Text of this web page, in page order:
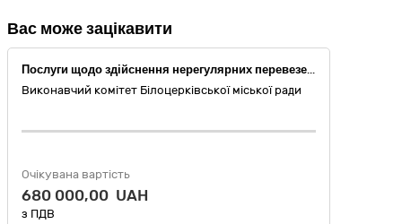
Вас може зацікавити
Послуги щодо здійснення нерегулярних перевезень організованої Замовником групи пасажирів автомобільним транспортом
Виконавчий комітет Білоцерківської міської ради
Очікувана вартість
680 000,00 UAH
з ПДВ